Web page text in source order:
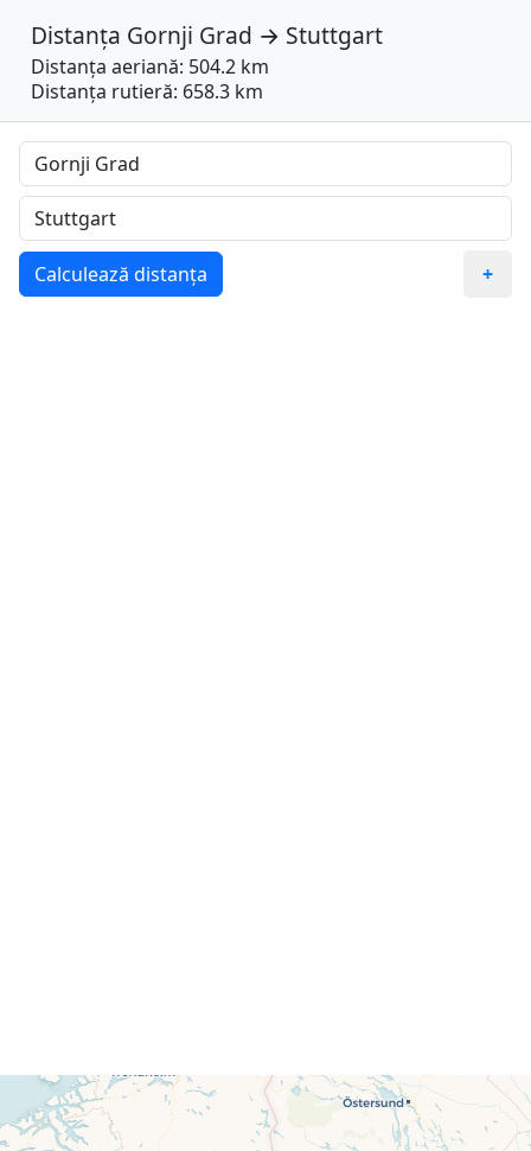
Distanța Gornji Grad → Stuttgart
Distanța aeriană: 504.2 km
Distanța rutieră: 658.3 km
Calculează distanța +